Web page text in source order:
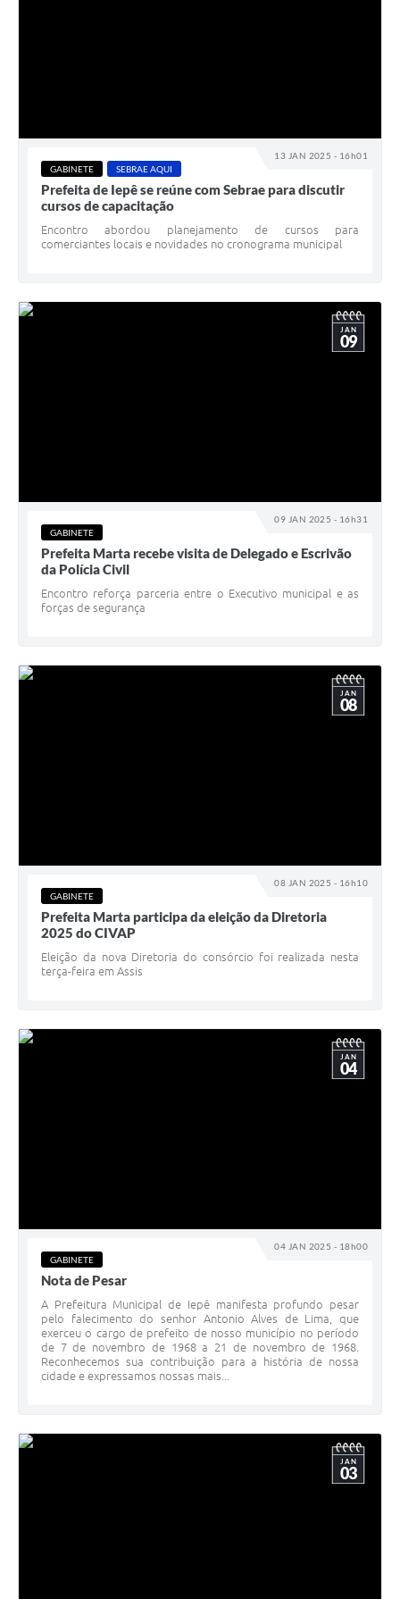
13 JAN 2025 - 16h01
GABINETE
SEBRAE AQUI
Prefeita de Iepê se reúne com Sebrae para discutir
cursos de capacitação
Encontro abordou planejamento de cursos para
comerciantes locais e novidades no cronograma municipal
09 JAN 2025 - 16h31
JAN
09
GABINETE
Prefeita Marta recebe visita de Delegado e Escrivão
da Polícia Civil
Encontro reforça parceria entre o Executivo municipal e as
forças de segurança
08 JAN 2025 - 16h10
JAN
08
GABINETE
Prefeita Marta participa da eleição da Diretoria
2025 do CIVAP
Eleição da nova Diretoria do consórcio foi realizada nesta
terça-feira em Assis
04 JAN 2025 - 18h00
JAN
04
GABINETE
Nota de Pesar
A Prefeitura Municipal de Iepê manifesta profundo pesar
pelo falecimento do senhor Antonio Alves de Lima, que
exerceu o cargo de prefeito de nosso município no período
de 7 de novembro de 1968 a 21 de novembro de 1968.
Reconhecemos sua contribuição para a história de nossa
cidade e expressamos nossas mais...
JAN
03